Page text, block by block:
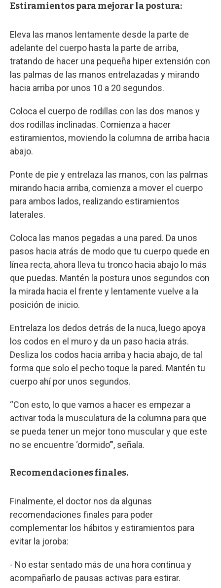
Estiramientos para mejorar la postura:
Eleva las manos lentamente desde la parte de
adelante del cuerpo hasta la parte de arriba,
tratando de hacer una pequeña hiper extensión con
las palmas de las manos entrelazadas y mirando
hacia arriba por unos 10 a 20 segundos.
Coloca el cuerpo de rodillas con las dos manos y
dos rodillas inclinadas. Comienza a hacer
estiramientos, moviendo la columna de arriba hacia
abajo.
Ponte de pie y entrelaza las manos, con las palmas
mirando hacia arriba, comienza a mover el cuerpo
para ambos lados, realizando estiramientos
laterales.
Coloca las manos pegadas a una pared. Da unos
pasos hacia atrás de modo que tu cuerpo quede en
línea recta, ahora lleva tu tronco hacia abajo lo más
que puedas. Mantén la postura unos segundos con
la mirada hacia el frente y lentamente vuelve a la
posición de inicio.
Entrelaza los dedos detrás de la nuca, luego apoya
los codos en el muro y da un paso hacia atrás.
Desliza los codos hacia arriba y hacia abajo, de tal
forma que solo el pecho toque la pared. Mantén tu
cuerpo ahí por unos segundos.
“Con esto, lo que vamos a hacer es empezar a
activar toda la musculatura de la columna para que
se pueda tener un mejor tono muscular y que este
no se encuentre ‘dormido’”, señala.
Recomendaciones finales.
Finalmente, el doctor nos da algunas
recomendaciones finales para poder
complementar los hábitos y estiramientos para
evitar la joroba:
- No estar sentado más de una hora continua y
acompañarlo de pausas activas para estirar.